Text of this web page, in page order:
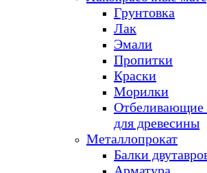
Грунтовка
Лак
Эмали
Пропитки
Краски
Морилки
Отбеливающие
для древесины
Металлопрокат
Балки